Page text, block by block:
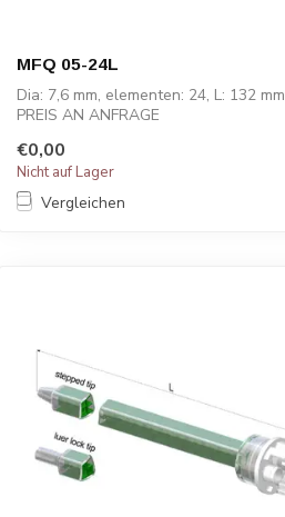
MFQ 05-24L
Dia: 7,6 mm, elementen: 24, L: 132 mm
PREIS AN ANFRAGE
€0,00
Nicht auf Lager
Vergleichen